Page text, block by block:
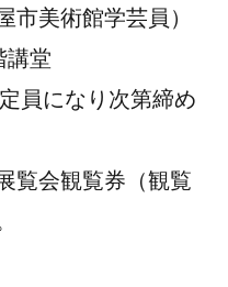
市美術館学芸員）
講堂
員になり次第締め
覧会観覧券（観覧